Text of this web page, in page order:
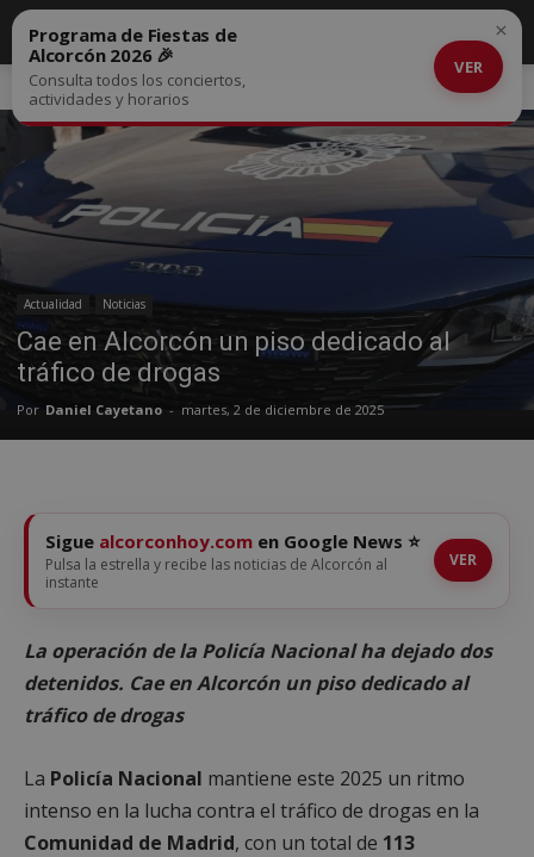
Inicio Actualidad
Actualidad Noticias
Cae en Alcorcón un piso dedicado al
tráfico de drogas
Por Daniel Cayetano - martes, 2 de diciembre de 2025
Programa de Fiestas de
Alcorcón 2026 🎉
Consulta todos los conciertos,
actividades y horarios
VER
×
Sigue alcorconhoy.com en Google News ⭐
Pulsa la estrella y recibe las noticias de Alcorcón al
instante
VER
La operación de la Policía Nacional ha dejado dos
detenidos. Cae en Alcorcón un piso dedicado al
tráfico de drogas
La Policía Nacional mantiene este 2025 un ritmo
intenso en la lucha contra el tráfico de drogas en la
Comunidad de Madrid, con un total de 113